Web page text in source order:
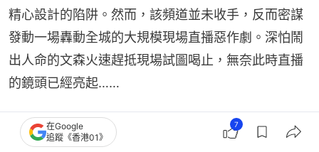
精心設計的陷阱。然而，該頻道並未收手，反而密謀
發動一場轟動全城的大規模現場直播惡作劇。深怕鬧
出人命的文森火速趕抵現場試圖喝止，無奈此時直播
的鏡頭已經亮起……
《非份之罪》第十九集（07/23）（《骯髒的子
彈》）
在Google
追蹤《香港01》
7